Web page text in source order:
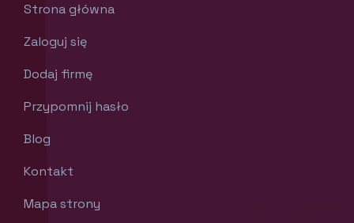
Strona główna
Zaloguj się
Dodaj firmę
Przypomnij hasło
Blog
Kontakt
Mapa strony